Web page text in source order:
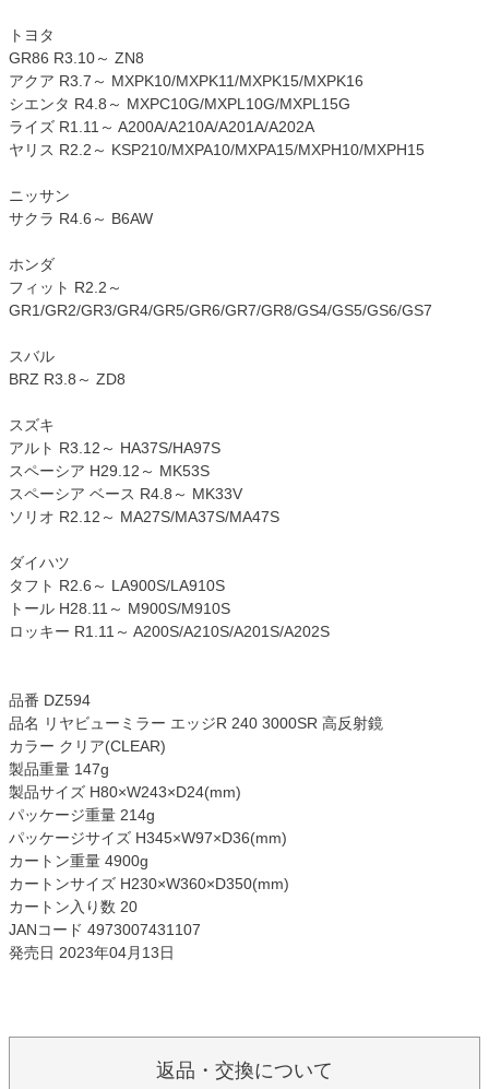
トヨタ
GR86 R3.10～ ZN8
アクア R3.7～ MXPK10/MXPK11/MXPK15/MXPK16
シエンタ R4.8～ MXPC10G/MXPL10G/MXPL15G
ライズ R1.11～ A200A/A210A/A201A/A202A
ヤリス R2.2～ KSP210/MXPA10/MXPA15/MXPH10/MXPH15
ニッサン
サクラ R4.6～ B6AW
ホンダ
フィット R2.2～
GR1/GR2/GR3/GR4/GR5/GR6/GR7/GR8/GS4/GS5/GS6/GS7
スバル
BRZ R3.8～ ZD8
スズキ
アルト R3.12～ HA37S/HA97S
スペーシア H29.12～ MK53S
スペーシア ベース R4.8～ MK33V
ソリオ R2.12～ MA27S/MA37S/MA47S
ダイハツ
タフト R2.6～ LA900S/LA910S
トール H28.11～ M900S/M910S
ロッキー R1.11～ A200S/A210S/A201S/A202S
品番 DZ594
品名 リヤビューミラー エッジR 240 3000SR 高反射鏡
カラー クリア(CLEAR)
製品重量 147g
製品サイズ H80×W243×D24(mm)
パッケージ重量 214g
パッケージサイズ H345×W97×D36(mm)
カートン重量 4900g
カートンサイズ H230×W360×D350(mm)
カートン入り数 20
JANコード 4973007431107
発売日 2023年04月13日
返品・交換について